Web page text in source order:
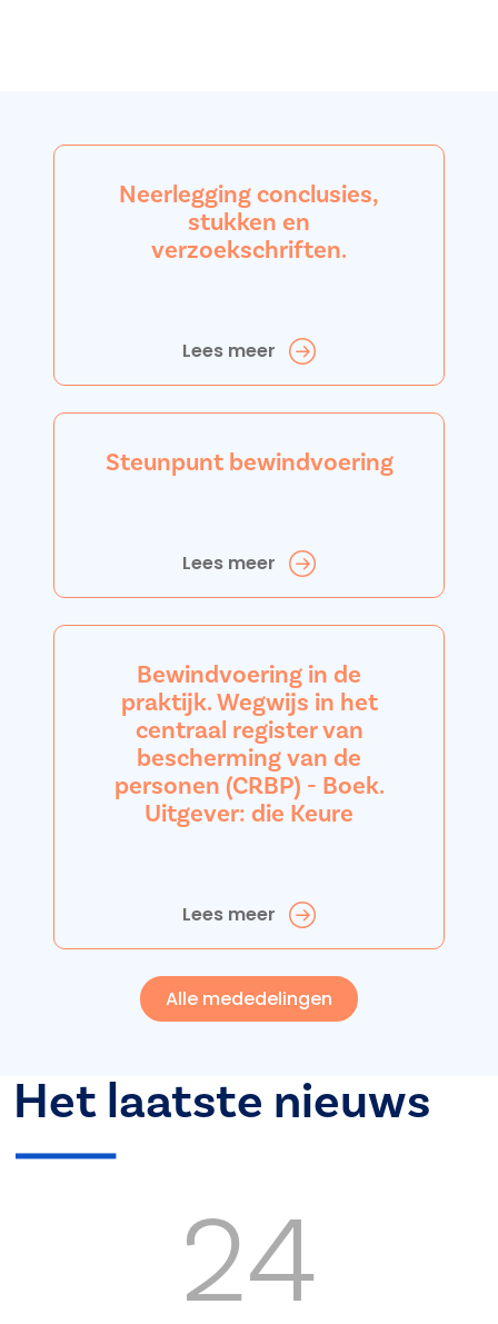
Neerlegging conclusies,
stukken en
verzoekschriften.
Lees meer
Steunpunt bewindvoering
Lees meer
Bewindvoering in de
praktijk. Wegwijs in het
centraal register van
bescherming van de
personen (CRBP) - Boek.
Uitgever: die Keure
Lees meer
Alle mededelingen
Het laatste nieuws
24